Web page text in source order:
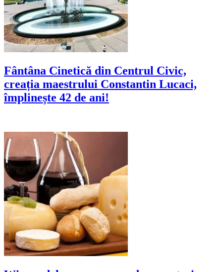
Fântâna Cinetică din Centrul Civic,
creația maestrului Constantin Lucaci,
împlinește 42 de ani!